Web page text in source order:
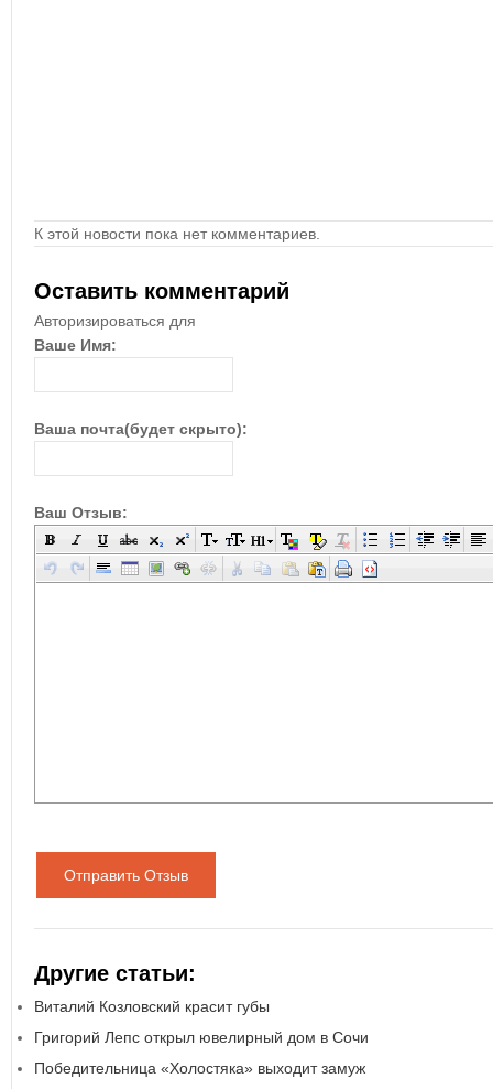
К этой новости пока нет комментариев.
Оставить комментарий
Авторизироваться для
Ваше Имя:
Ваша почта(будет скрыто):
Ваш Отзыв:
Отправить Отзыв
Другие статьи:
Виталий Козловский красит губы
Григорий Лепс открыл ювелирный дом в Сочи
Победительница «Холостяка» выходит замуж